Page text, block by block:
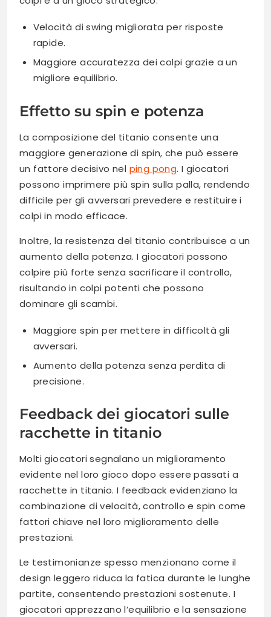
Velocità di swing migliorata per risposte
rapide.
Maggiore accuratezza dei colpi grazie a un
migliore equilibrio.
Effetto su spin e potenza
La composizione del titanio consente una
maggiore generazione di spin, che può essere
un fattore decisivo nel ping pong. I giocatori
possono imprimere più spin sulla palla, rendendo
difficile per gli avversari prevedere e restituire i
colpi in modo efficace.
Inoltre, la resistenza del titanio contribuisce a un
aumento della potenza. I giocatori possono
colpire più forte senza sacrificare il controllo,
risultando in colpi potenti che possono
dominare gli scambi.
Maggiore spin per mettere in difficoltà gli
avversari.
Aumento della potenza senza perdita di
precisione.
Feedback dei giocatori sulle
racchette in titanio
Molti giocatori segnalano un miglioramento
evidente nel loro gioco dopo essere passati a
racchette in titanio. I feedback evidenziano la
combinazione di velocità, controllo e spin come
fattori chiave nel loro miglioramento delle
prestazioni.
Le testimonianze spesso menzionano come il
design leggero riduca la fatica durante le lunghe
partite, consentendo prestazioni sostenute. I
giocatori apprezzano l’equilibrio e la sensazione